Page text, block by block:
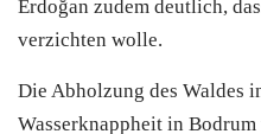
Erdoğan zudem deutlich,
verzichten wolle.
Die Abholzung des Waldes
Wasserknappheit in Bodrum